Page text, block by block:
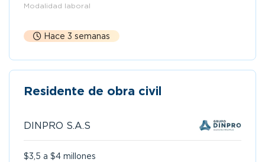
Modalidad laboral
Hace 3 semanas
Residente de obra civil
DINPRO S.A.S
$3,5 a $4 millones